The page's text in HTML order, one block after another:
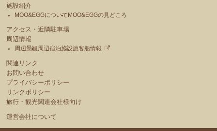
施設紹介
MOO&EGGについて MOO&EGGの見どころ
アクセス・近隣駐車場
周辺情報
周辺景観 周辺宿泊施設旅客船情報
関連リンク
お問い合わせ
プライバシーポリシー
リンクポリシー
旅行・観光関連会社様向け
運営会社について